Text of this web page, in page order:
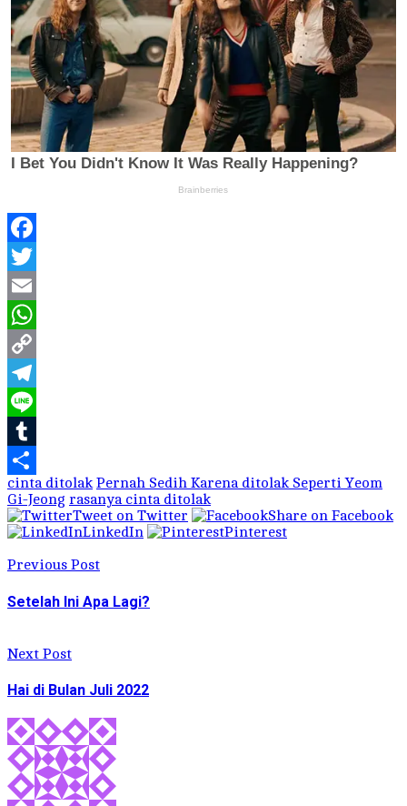
Facebook
Twitter
Email
WhatsApp
Copy
Link
Telegram
Line
Tumblr
Share
cinta ditolak Pernah Sedih Karena ditolak Seperti Yeom
Gi-Jeong rasanya cinta ditolak
Tweet on Twitter
Share on Facebook
LinkedIn
Pinterest
Previous Post
Setelah Ini Apa Lagi?
Next Post
Hai di Bulan Juli 2022